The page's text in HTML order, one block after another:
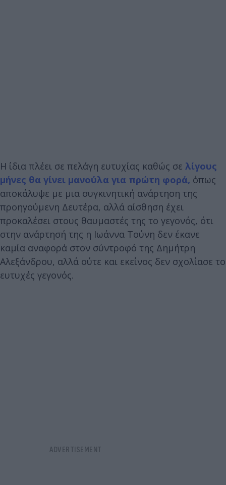
Η ίδια πλέει σε πελάγη ευτυχίας καθώς σε λίγους
μήνες θα γίνει μανούλα για πρώτη φορά, όπως
αποκάλυψε με μια συγκινητική ανάρτηση της
προηγούμενη Δευτέρα, αλλά αίσθηση έχει
προκαλέσει στους θαυμαστές της το γεγονός, ότι
στην ανάρτησή της η Ιωάννα Τούνη δεν έκανε
καμία αναφορά στον σύντροφό της Δημήτρη
Αλεξάνδρου, αλλά ούτε και εκείνος δεν σχολίασε το
ευτυχές γεγονός.